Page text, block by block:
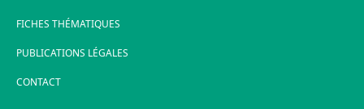
FICHES THÉMATIQUES
PUBLICATIONS LÉGALES
CONTACT